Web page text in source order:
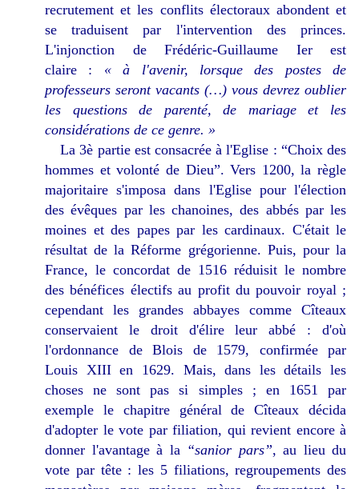
recrutement et les conflits électoraux abondent et
se traduisent par l'intervention des princes.
L'injonction de Frédéric-Guillaume Ier est
claire : « à l'avenir, lorsque des postes de
professeurs seront vacants (…) vous devrez oublier
les questions de parenté, de mariage et les
considérations de ce genre. »
La 3è partie est consacrée à l'Eglise : “Choix des
hommes et volonté de Dieu”. Vers 1200, la règle
majoritaire s'imposa dans l'Eglise pour l'élection
des évêques par les chanoines, des abbés par les
moines et des papes par les cardinaux. C'était le
résultat de la Réforme grégorienne. Puis, pour la
France, le concordat de 1516 réduisit le nombre
des bénéfices électifs au profit du pouvoir royal ;
cependant les grandes abbayes comme Cîteaux
conservaient le droit d'élire leur abbé : d'où
l'ordonnance de Blois de 1579, confirmée par
Louis XIII en 1629. Mais, dans les détails les
choses ne sont pas si simples ; en 1651 par
exemple le chapitre général de Cîteaux décida
d'adopter le vote par filiation, qui revient encore à
donner l'avantage à la “sanior pars”, au lieu du
vote par tête : les 5 filiations, regroupements des